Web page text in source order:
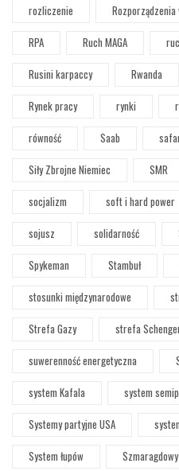
rozliczenie
RPA
Ruch MAGA
Rusini karpaccy
Rwanda
Rynek pracy
rynki
równość
Saab
Siły Zbrojne Niemiec
SMR
socjalizm
soft i hard power
sojusz
solidarność
Spykeman
Stambuł
stosunki międzynarodowe
Strefa Gazy
strefa
suwerenność energetyczna
system Kafala
system
Systemy partyjne USA
System łupów